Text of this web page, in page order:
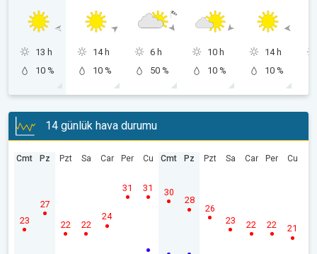
13 h
10 %
14 h
10 %
6 h
50 %
10 h
10 %
14 h
10 %
14 günlük hava durumu
Cmt
23
Pz
27
Pzt
22
Sa
22
Car
24
Per
31
Cu
31
Cmt
30
Pz
28
Pzt
26
Sa
23
Car
22
Per
22
Cu
21